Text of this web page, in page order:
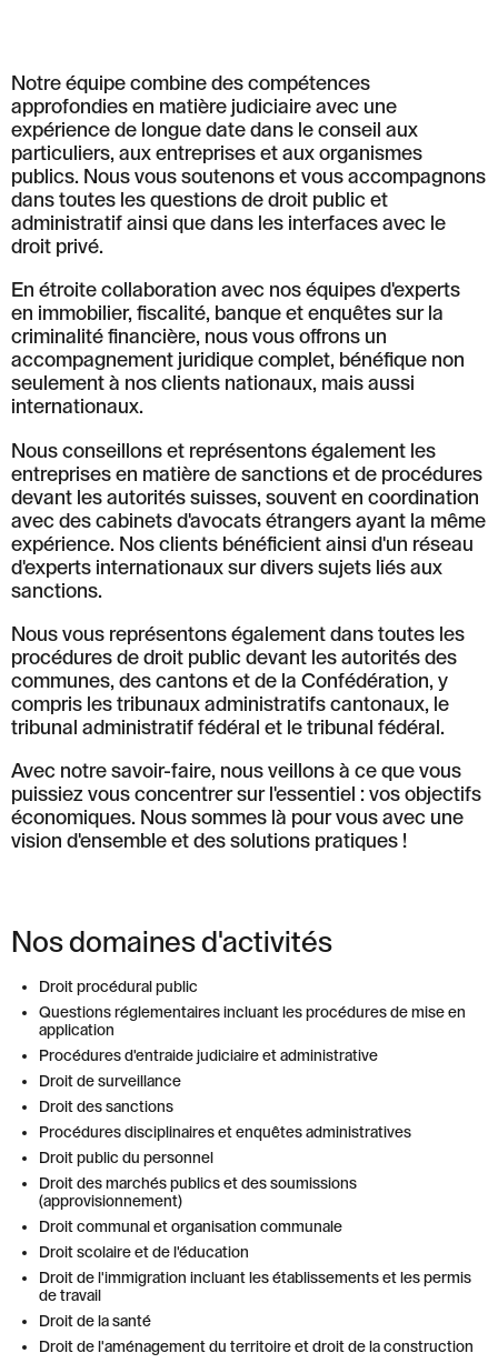
F: +41 44 266 56 66
M: zh@barandun-law.ch
Contact Zoug
Bahnhofstrasse 17
6300 Zoug
T: +41 41 349 56 56
F: +41 41 349 56 66
M: zg@barandun-law.ch
PROTECTION DES DONNÉESLINKEDIN
Notre équipe combine des compétences
approfondies en matière judiciaire avec une
expérience de longue date dans le conseil aux
particuliers, aux entreprises et aux organismes
publics. Nous vous soutenons et vous accompagnons
dans toutes les questions de droit public et
administratif ainsi que dans les interfaces avec le
droit privé.
En étroite collaboration avec nos équipes d'experts
en immobilier, fiscalité, banque et enquêtes sur la
criminalité financière, nous vous offrons un
accompagnement juridique complet, bénéfique non
seulement à nos clients nationaux, mais aussi
internationaux.
Nous conseillons et représentons également les
entreprises en matière de sanctions et de procédures
devant les autorités suisses, souvent en coordination
avec des cabinets d'avocats étrangers ayant la même
expérience. Nos clients bénéficient ainsi d'un réseau
d'experts internationaux sur divers sujets liés aux
sanctions.
Nous vous représentons également dans toutes les
procédures de droit public devant les autorités des
communes, des cantons et de la Confédération, y
compris les tribunaux administratifs cantonaux, le
tribunal administratif fédéral et le tribunal fédéral.
Avec notre savoir-faire, nous veillons à ce que vous
puissiez vous concentrer sur l'essentiel : vos objectifs
économiques. Nous sommes là pour vous avec une
vision d'ensemble et des solutions pratiques !
Nos domaines d'activités
Droit procédural public
Questions réglementaires incluant les procédures de mise en
application
Procédures d'entraide judiciaire et administrative
Droit de surveillance
Droit des sanctions
Procédures disciplinaires et enquêtes administratives
Droit public du personnel
Droit des marchés publics et des soumissions
(approvisionnement)
Droit communal et organisation communale
Droit scolaire et de l'éducation
Droit de l'immigration incluant les établissements et les permis
de travail
Droit de la santé
Droit de l'aménagement du territoire et droit de la construction